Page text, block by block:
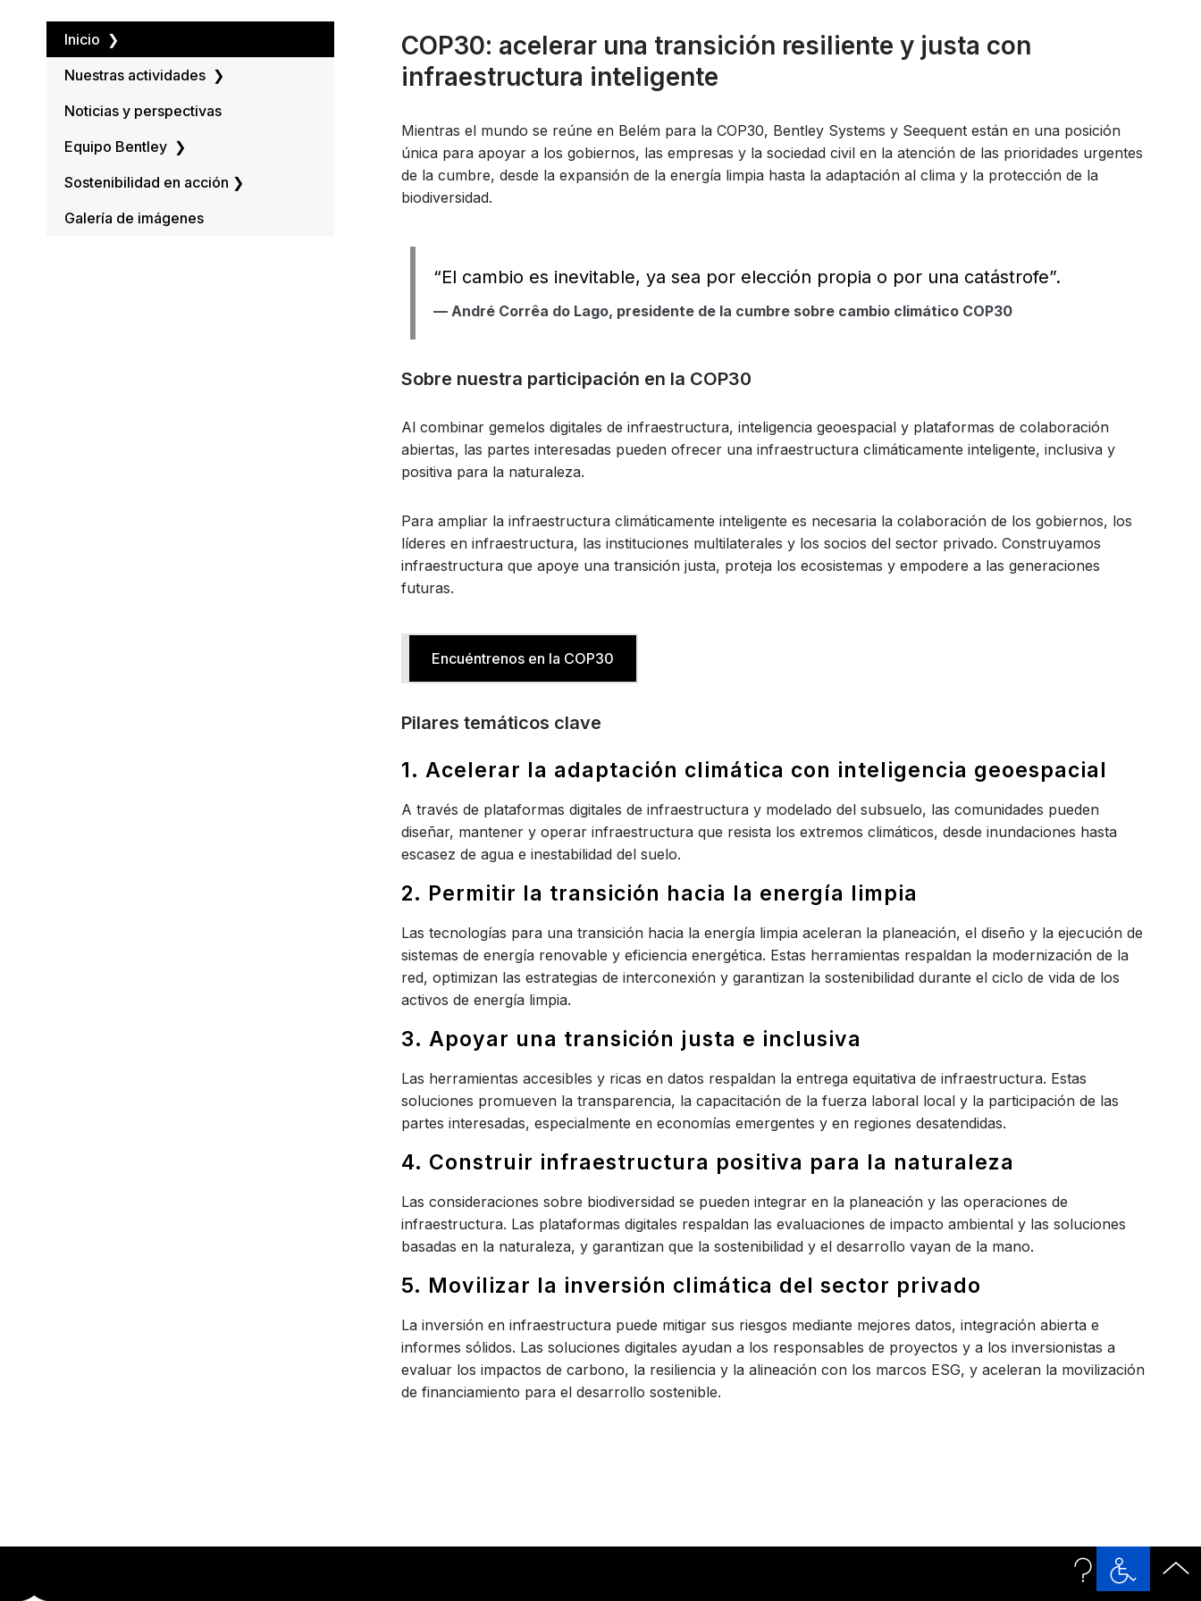
Inicio ❯
Nuestras actividades ❯
Noticias y perspectivas
Equipo Bentley ❯
Sostenibilidad en acción ❯
Galería de imágenes
COP30: acelerar una transición resiliente y justa con
infraestructura inteligente
Mientras el mundo se reúne en Belém para la COP30, Bentley Systems y Seequent están en una posición
única para apoyar a los gobiernos, las empresas y la sociedad civil en la atención de las prioridades urgentes
de la cumbre, desde la expansión de la energía limpia hasta la adaptación al clima y la protección de la
biodiversidad.
“El cambio es inevitable, ya sea por elección propia o por una catástrofe”.
— André Corrêa do Lago, presidente de la cumbre sobre cambio climático COP30
Sobre nuestra participación en la COP30
Al combinar gemelos digitales de infraestructura, inteligencia geoespacial y plataformas de colaboración
abiertas, las partes interesadas pueden ofrecer una infraestructura climáticamente inteligente, inclusiva y
positiva para la naturaleza.
Para ampliar la infraestructura climáticamente inteligente es necesaria la colaboración de los gobiernos, los
líderes en infraestructura, las instituciones multilaterales y los socios del sector privado. Construyamos
infraestructura que apoye una transición justa, proteja los ecosistemas y empodere a las generaciones
futuras.
Encuéntrenos en la COP30
Pilares temáticos clave
1. Acelerar la adaptación climática con inteligencia geoespacial
A través de plataformas digitales de infraestructura y modelado del subsuelo, las comunidades pueden
diseñar, mantener yoperar infraestructura que resista los extremos climáticos, desde inundaciones hasta
escasez de agua e inestabilidad del suelo.
2. Permitir la transición hacia la energía limpia
Las tecnologías para una transición hacia la energía limpia aceleran la planeación, el diseño y la ejecución de
sistemas de energía renovable y eficiencia energética. Estas herramientas respaldan la modernización de la
red,optimizan las estrategias de interconexión y garantizan la sostenibilidad durante el ciclo de vida de los
activos de energía limpia.
3. Apoyar una transición justa e inclusiva
Las herramientas accesibles y ricas en datos respaldan la entregaequitativa de infraestructura. Estas
soluciones promueven la transparencia, la capacitación de la fuerza laboral local y la participación de las
partes interesadas, especialmente en economías emergentes y en regiones desatendidas.
4. Construir infraestructura positiva para la naturaleza
Las consideraciones sobre biodiversidad se pueden integrar en la planeación y las operaciones de
infraestructura. Las plataformas digitales respaldan las evaluaciones de impacto ambiental y las soluciones
basadas en la naturaleza, y garantizan que la sostenibilidad y el desarrollo vayande la mano.
5. Movilizar la inversión climática del sector privado
La inversión en infraestructura puede mitigar sus riesgos mediante mejores datos, integración abierta e
informes sólidos. Las soluciones digitales ayudan a los responsables de proyectos y a los inversionistas a
evaluar los impactos de carbono, la resiliencia y la alineación con los marcos ESG, y aceleran la movilización
de financiamiento para el desarrollo sostenible.